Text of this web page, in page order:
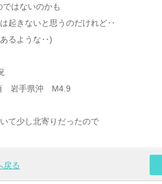
はないのかも
起きないと思うのだけれど‥
るような‥)
岩手県沖 M4.9
て少し北寄りだったので
戻る